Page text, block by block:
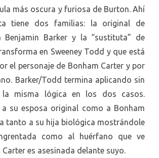
más oscura y furiosa de Burton. Ahí
tiene dos familias: la original de
Benjamin Barker y la “sustituta” de
en Sweeney Todd y que está
el personaje de Bonham Carter y por
Barker/Todd termina aplicando sin
la misma lógica en los dos casos.
su esposa original como a Bonham
tanto a su hija biológica mostrándole
como al huérfano que ve
es asesinada delante suyo.